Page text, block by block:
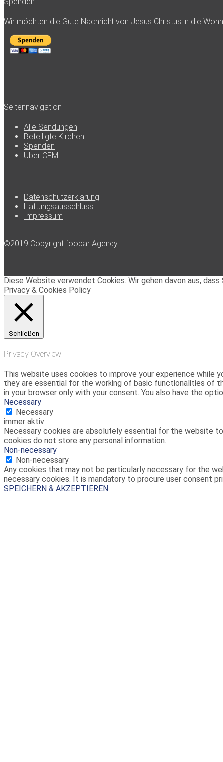
Wir möchten die Gute Nachricht von Jesus Christus in die
Seitennavigation
Alle Sendungen
Beteiligte Kirchen
Spenden
Über CFM
Datenschutzerklärung
Haftungsausschluss
Impressum
©2019 Copyright foobar Agency
Diese Website verwendet Cookies. Wir gehen davon aus,
Privacy & Cookies Policy
Schließen
Privacy Overview
This website uses cookies to improve your experience while
they are essential for the working of basic functionalities of
in your browser only with your consent. You also have the
Necessary
Necessary
immer aktiv
Necessary cookies are absolutely essential for the website
cookies do not store any personal information.
Non-necessary
Non-necessary
Any cookies that may not be particularly necessary for the
necessary cookies. It is mandatory to procure user consent
SPEICHERN & AKZEPTIEREN